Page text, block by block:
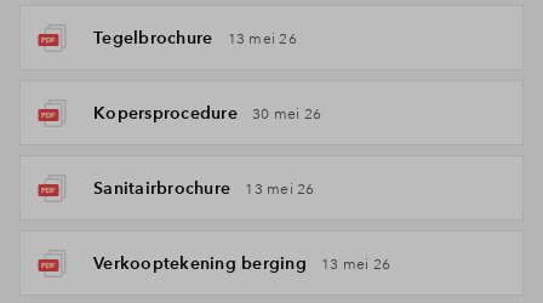
Tegelbrochure 13 mei 26
Kopersprocedure 30 mei 26
Sanitairbrochure 13 mei 26
Verkooptekening berging 13 mei 26